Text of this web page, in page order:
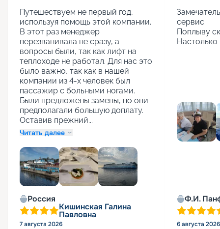
Путешествуем не первый год,
используя помощь этой компании.
В этот раз менеджер
перезванивала не сразу, а
вопросы были, так как лифт на
теплоходе не работал. Для нас это
было важно, так как в нашей
компании из 4-х человек был
пассажир с больными ногами.
Были предложены замены, но они
предполагали большую доплату.
Оставив прежний...
Читать далее
Россия
Кишинская Галина
Павловна
7 августа 2026
сервис
Поплыву
Ф.И.
6 августа 2026